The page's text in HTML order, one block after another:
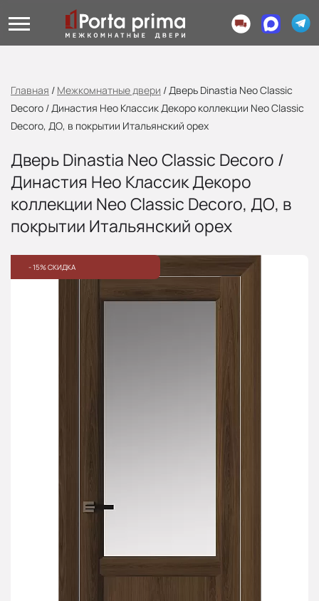
Главная / Межкомнатные двери /Дверь Dinastia Neo Classic
Decoro / Династия Нео Классик Декоро коллекции Neo Classic
Decoro, ДО, в покрытии Итальянский орех
Дверь Dinastia Neo Classic Decoro /
Династия Нео Классик Декоро
коллекции Neo Classic Decoro, ДО, в
покрытии Итальянский орех
- 15% СКИДКА